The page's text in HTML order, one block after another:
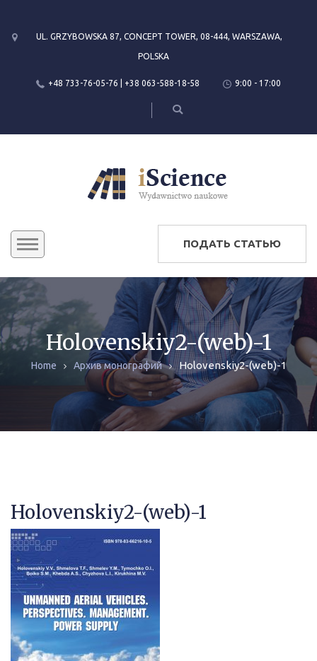
UL. GRZYBOWSKA 87, CONCEPT TOWER, 08-444, WARSZAWA,
POLSKA
+48 733-76-05-76 | +38 063-588-18-58 9:00 - 17:00
КОНФЕРЕНЦИИ
ЖУРНАЛЫ
МОНОГРАФИИ
ПОДАТЬ СТАТЬЮ
Holovenskiy2-(web)-1
Home Архив монографий Holovenskiy2-(web)-1
Holovenskiy2-(web)-1